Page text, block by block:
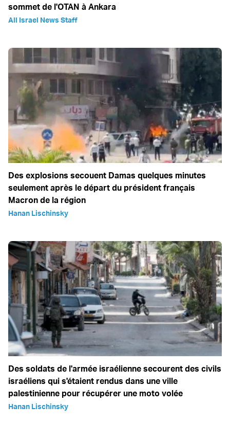
sommet de l'OTAN à Ankara
All Israel News Staff
Des explosions secouent Damas quelques minutes
seulement après le départ du président français
Macron de la région
Hanan Lischinsky
Des soldats de l'armée israélienne secourent des civils
israéliens qui s'étaient rendus dans une ville
palestinienne pour récupérer une moto volée
Hanan Lischinsky